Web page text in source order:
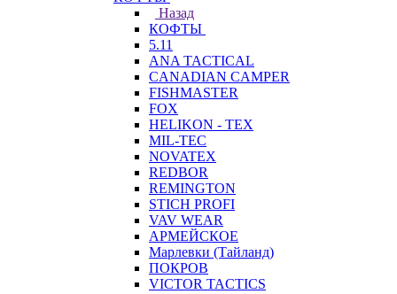
Назад
КОФТЫ
5.11
ANA TACTICAL
CANADIAN CAMPER
FISHMASTER
FOX
HELIKON - TEX
MIL-TEC
NOVATEX
REDBOR
REMINGTON
STICH PROFI
VAV WEAR
АРМЕЙСКОЕ
Марлевки (Тайланд)
ПОКРОВ
VICTOR TACTICS